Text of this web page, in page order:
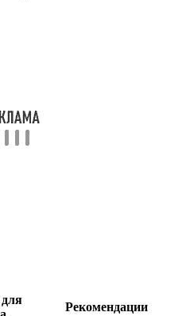
для
Рекомендации